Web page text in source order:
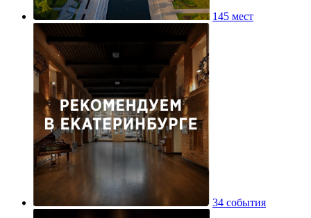
145 мест
34 события